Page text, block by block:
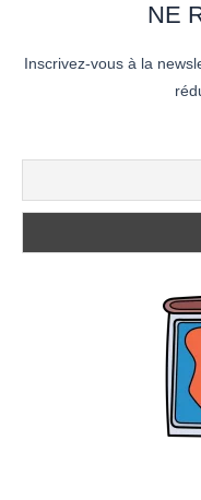
NE
Inscrivez-vous à la